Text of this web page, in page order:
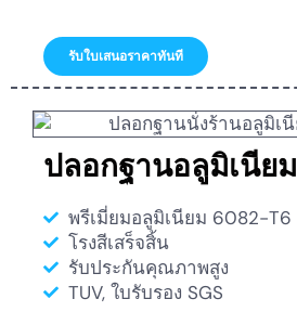
รับใบเสนอราคาทันที
ปลอกฐานอลูมิเนียม
พรีเมี่ยมอลูมิเนียม 6082-T6
โรงสีเสร็จสิ้น
รับประกันคุณภาพสูง
TUV, ใบรับรอง SGS